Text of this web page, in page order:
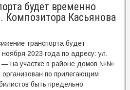
будет временно
Композитора Касьянова
транспорта будет
ноября 2023 года по адресу: ул.
— на участке в районе домов №№
по прилегающим
быть предельно